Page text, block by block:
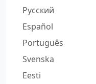
Русский
Español
Português
Svenska
Eesti